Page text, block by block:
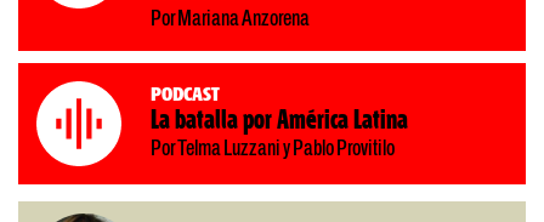
Por Mariana Anzorena
Podcast
La batalla por América Latina
Por Telma Luzzani y Pablo Provitilo